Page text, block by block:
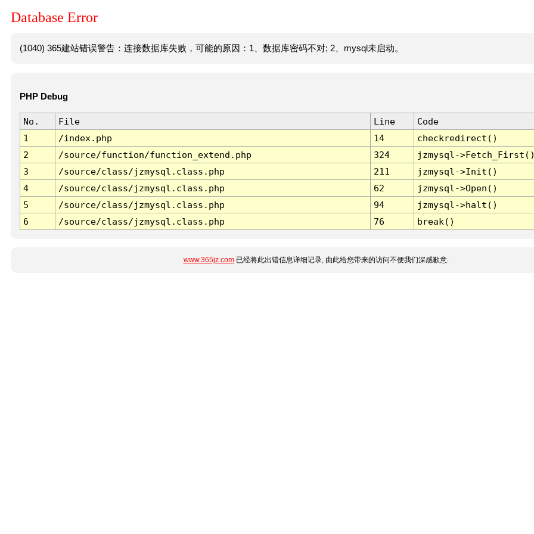
Database Error
(1040) 365建站错误警告：连接数据库失败，可能的原因：1、数据库密码不对; 2、mysql未启动。
PHP Debug
No. File Line
Code
1
/index.php 14
checkredirect()
2
/source/function/function_extend.php 324
jzmysql-
3
/source/class/jzmysql.class.php 211
jzmysql->Init()
4
/source/class/jzmysql.class.php 62
jzmysql->Open()
5
/source/class/jzmysql.class.php 94
jzmysql->halt()
6
/source/class/jzmysql.class.php 76 break()
www.365jz.com已经将此出错信息详细记录, 由此给您带来的访问不便我们深感歉意.